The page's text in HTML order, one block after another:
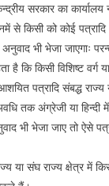
सरकार का कार्यालय
से किसी को कोई
भी भेजा जाएगाः
है कि किसी विशिष्ट वर्ग
पत्रादि संबद्ध राज्य
अवधि तक अंग्रेजी या
भी भेजा जाए तो ऐसे
या संघ राज्य क्षेत्र में